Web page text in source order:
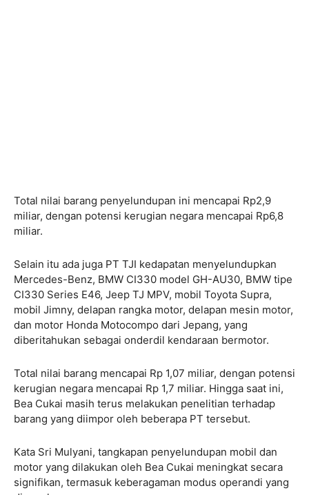
Total nilai barang penyelundupan ini mencapai Rp2,9
miliar, dengan potensi kerugian negara mencapai Rp6,8
miliar.
Selain itu ada juga PT TJI kedapatan menyelundupkan
Mercedes-Benz, BMW CI330 model GH-AU30, BMW tipe
CI330 Series E46, Jeep TJ MPV, mobil Toyota Supra,
mobil Jimny, delapan rangka motor, delapan mesin motor,
dan motor Honda Motocompo dari Jepang, yang
diberitahukan sebagai onderdil kendaraan bermotor.
Total nilai barang mencapai Rp 1,07 miliar, dengan potensi
kerugian negara mencapai Rp 1,7 miliar. Hingga saat ini,
Bea Cukai masih terus melakukan penelitian terhadap
barang yang diimpor oleh beberapa PT tersebut.
Kata Sri Mulyani, tangkapan penyelundupan mobil dan
motor yang dilakukan oleh Bea Cukai meningkat secara
signifikan, termasuk keberagaman modus operandi yang